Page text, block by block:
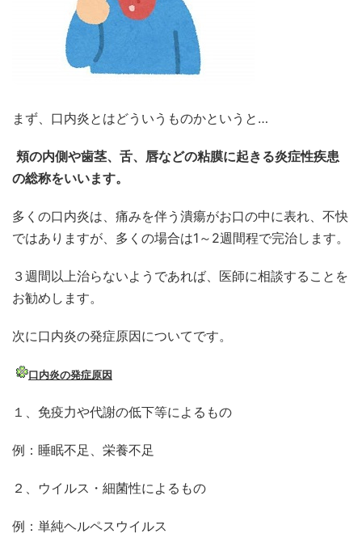
まず、口内炎とはどういうものかというと…
頬の内側や歯茎、舌、唇などの粘膜に起きる炎症性疾患
の総称をいいます。
多くの口内炎は、痛みを伴う潰瘍がお口の中に表れ、不快
ではありますが、多くの場合は1～2週間程で完治します。
３週間以上治らないようであれば、医師に相談することを
お勧めします。
次に口内炎の発症原因についてです。
口内炎の発症原因
１、免疫力や代謝の低下等によるもの
例：睡眠不足、栄養不足
２、ウイルス・細菌性によるもの
例：単純ヘルペスウイルス